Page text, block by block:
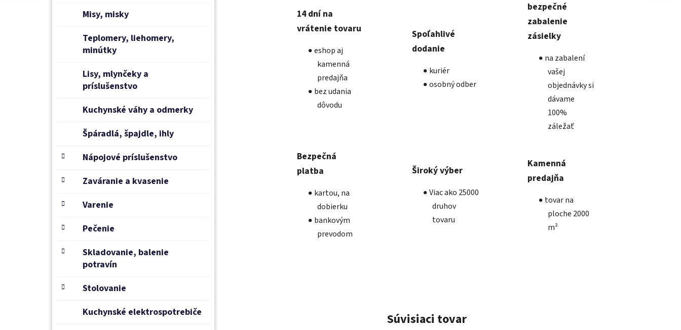
Misy, misky
Teplomery, liehomery,
minútky
Lisy, mlynčeky a
príslušenstvo
Kuchynské váhy a odmerky
Špáradlá, špajdle, ihly
Nápojové príslušenstvo
Zaváranie a kvasenie
Varenie
Pečenie
Skladovanie, balenie
potravín
Stolovanie
Kuchynské elektrospotrebiče
14 dní na
vrátenie tovaru
eshop aj
kamenná
predajňa
bez udania
dôvodu
Spoľahlivé
dodanie
kuriér
osobný odber
bezpečné
zabalenie
zásielky
na zabalení
vašej
objednávky si
dávame
100%
záležať
Bezpečná
platba
kartou, na
dobierku
bankovým
prevodom
Široký výber
Viac ako 25000
druhov
tovaru
Kamenná
predajňa
tovar na
ploche 2000
m²
Súvisiaci tovar